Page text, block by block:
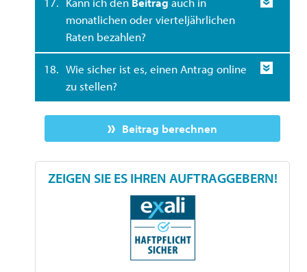
monatlichen oder vierteljährlichen
Raten bezahlen?
18. Wie sicher ist es, einen Antrag online
zu stellen?
Beitrag berechnen
ZEIGEN SIE ES IHREN AUFTRAGGEBERN!